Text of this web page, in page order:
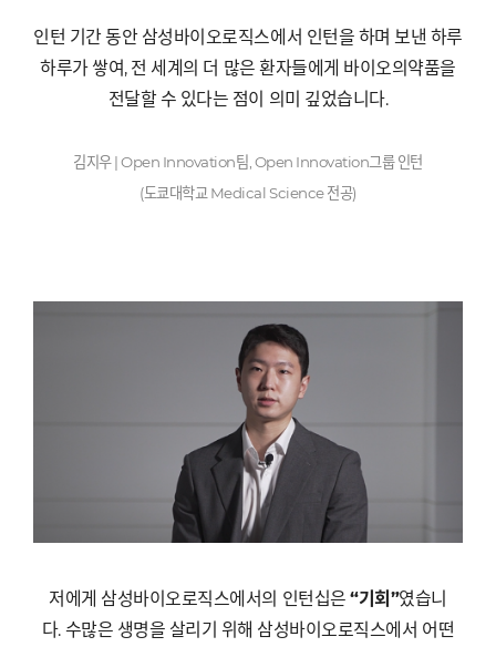
인턴 기간 동안 삼성바이오로직스에서 인턴을 하며 보낸 하루
하루가 쌓여, 전 세계의 더 많은 환자들에게 바이오의약품을
전달할 수 있다는 점이 의미 깊었습니다.
김지우| Open Innovation팀 , Open Innovation그룹 인턴
(도쿄대학교 Medical Science전공)
저에게 삼성바이오로직스에서의 인턴십은“기회 ”였습니
다. 수많은 생명을 살리기 위해 삼성바이오로직스에서 어떤